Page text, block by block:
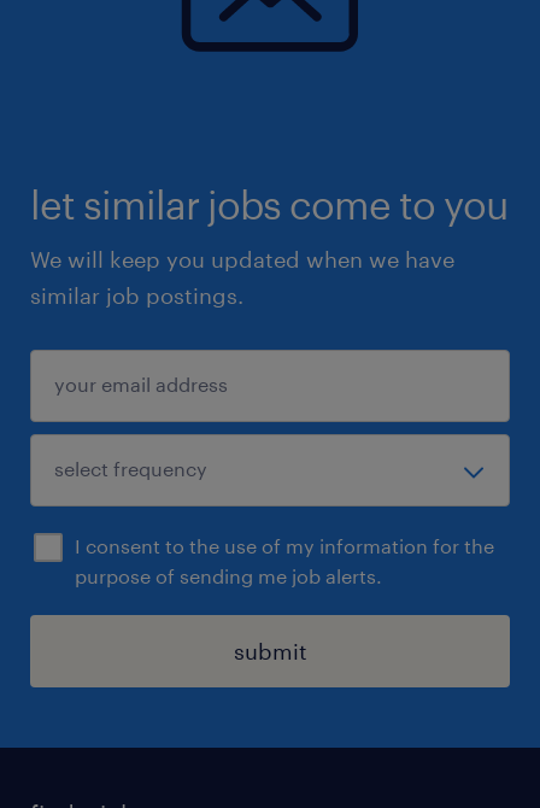
let similar jobs come to you
We will keep you updated when we have
similar job postings.
I consent to the use of my information for the
purpose of sending me job alerts.
submit